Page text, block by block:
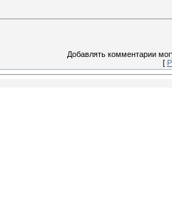
Добавлять комментарии
[